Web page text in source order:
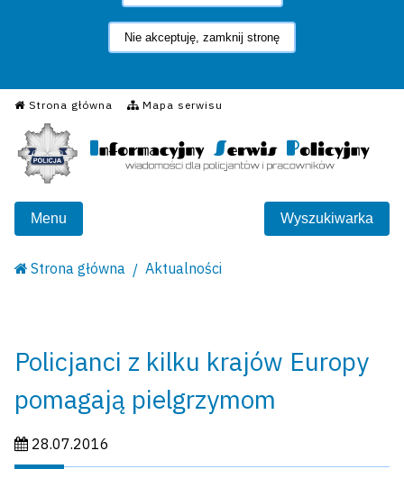
Nie akceptuję, zamknij stronę
Strona główna Mapa serwisu
Informacyjny Serwis
Menu Wyszukiwarka
Strona główna Aktualności
Policjanci z kilku krajów Europy
pomagają pielgrzymom
Data publikacji:
28.07.2016